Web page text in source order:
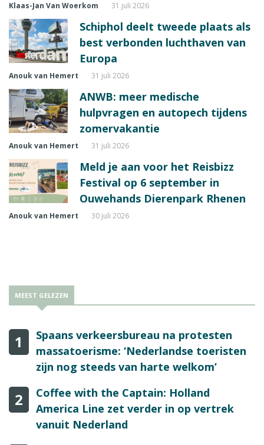
Klaas-Jan Van Woerkom 31 juli 2026
Schiphol deelt tweede plaats als
best verbonden luchthaven van
Europa
Anouk van Hemert 31 juli 2026
ANWB: meer medische
hulpvragen en autopech tijdens
zomervakantie
Anouk van Hemert 31 juli 2026
Meld je aan voor het Reisbizz
Festival op 6 september in
Ouwehands Dierenpark Rhenen
Anouk van Hemert 30 juli 2026
MEEST GELEZEN
1
Spaans verkeersbureau na protesten
massatoerisme: ‘Nederlandse toeristen
zijn nog steeds van harte welkom’
2
Coffee with the Captain: Holland
America Line zet verder in op vertrek
vanuit Nederland